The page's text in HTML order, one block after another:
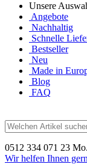
Unsere
Angebote
Nachhaltig
Schnelle
Bestseller
Neu
Made in
Blog
FAQ
0512 334 071 23
Wir helfen Ihnen